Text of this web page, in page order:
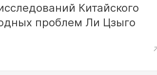
Китайского
проблем Ли Цзыго